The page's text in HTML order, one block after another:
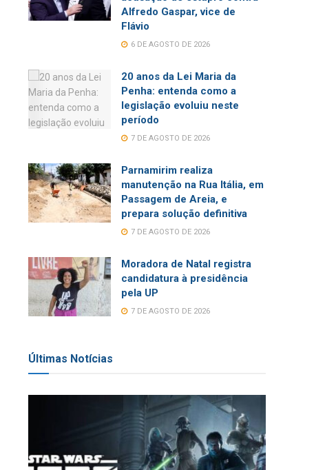
Alfredo Gaspar, vice de
Flávio
6 DE AGOSTO DE 2026
20 anos da Lei Maria da
Penha: entenda como a
legislação evoluiu neste
período
7 DE AGOSTO DE 2026
Parnamirim realiza
manutenção na Rua Itália, em
Passagem de Areia, e
prepara solução definitiva
7 DE AGOSTO DE 2026
Moradora de Natal registra
candidatura à presidência
pela UP
7 DE AGOSTO DE 2026
Últimas Notícias